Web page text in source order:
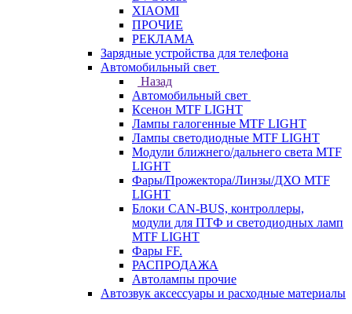
XIAOMI
ПРОЧИЕ
РЕКЛАМА
Зарядные устройства для телефона
Автомобильный свет
Назад
Автомобильный свет
Ксенон MTF LIGHT
Лампы галогенные MTF LIGHT
Лампы светодиодные MTF LIGHT
Модули ближнего/дальнего света MTF
LIGHT
Фары/Прожектора/Линзы/ДХО MTF
LIGHT
Блоки CAN-BUS, контроллеры,
модули для ПТФ и светодиодных ламп
MTF LIGHT
Фары FF.
РАСПРОДАЖА
Автолампы прочие
Автозвук аксессуары и расходные материалы